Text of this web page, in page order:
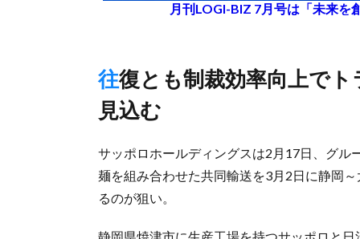
月刊LOGI-BIZ 7月号は「未来を
往復とも制裁効率向上でトラック使用台数1割、CO2は2割削減
見込む
サッポロホールディングスは2月17日、グル
麺を組み合わせた共同輸送を3月2日に静岡
るのが狙い。